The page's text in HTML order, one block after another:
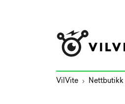
VilVite Nettbutikk